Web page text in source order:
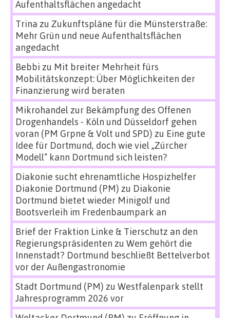
Aufenthaltsflächen angedacht
Trina zu Zukunftspläne für die Münsterstraße:
Mehr Grün und neue Aufenthaltsflächen
angedacht
Bebbi zu Mit breiter Mehrheit fürs
Mobilitätskonzept: Über Möglichkeiten der
Finanzierung wird beraten
Mikrohandel zur Bekämpfung des Offenen
Drogenhandels - Köln und Düsseldorf gehen
voran (PM Grpne & Volt und SPD) zu Eine gute
Idee für Dortmund, doch wie viel „Zürcher
Modell“ kann Dortmund sich leisten?
Diakonie sucht ehrenamtliche Hospizhelfer
Diakonie Dortmund (PM) zu Diakonie
Dortmund bietet wieder Minigolf und
Bootsverleih im Fredenbaumpark an
Brief der Fraktion Linke & Tierschutz an den
Regierungspräsidenten zu Wem gehört die
Innenstadt? Dortmund beschließt Bettelverbot
vor der Außengastronomie
Stadt Dortmund (PM) zu Westfalenpark stellt
Jahresprogramm 2026 vor